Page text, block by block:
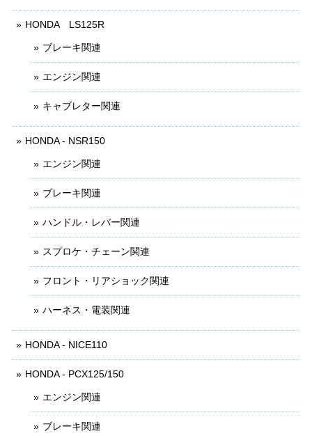
HONDA LS125R
ブレーキ関連
エンジン関連
キャブレター関連
HONDA - NSR150
エンジン関連
ブレーキ関連
ハンドル・レバー関連
スプロケ・チェーン関連
フロント・リアショック関連
ハーネス・電装関連
HONDA - NICE110
HONDA - PCX125/150
エンジン関連
ブレーキ関連